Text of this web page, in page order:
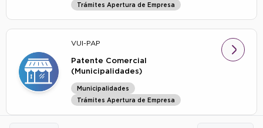
Trámites Apertura de Empresa
VUI-PAP
Patente Comercial
(Municipalidades)
Municipalidades
Trámites Apertura de Empresa